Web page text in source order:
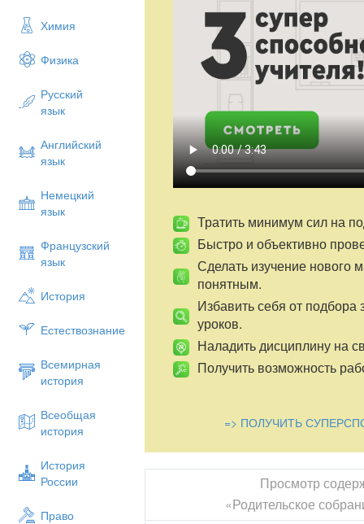
Химия
Физика
Русский
язык
Английский
язык
Немецкий
язык
Французский
язык
История
Естествознание
Всемирная
история
Всеобщая
история
История
России
Право
Тратить минимум сил на
Быстро и объективно
Сделать изучение нового
понятным.
Избавить себя от подбора
уроков.
Наладить дисциплину на
Получить возможность
=> ПОЛУЧИТЬ
Просмотр
«Родительское